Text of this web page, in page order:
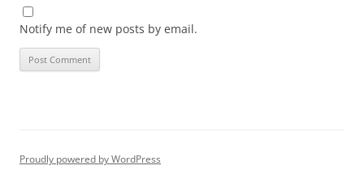
Notify me of new posts by email.
Proudly powered by WordPress